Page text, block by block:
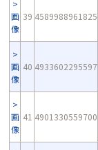
画
像
39 4589988961825
画
像
40 4933602295597
画
像
41 4901330559700